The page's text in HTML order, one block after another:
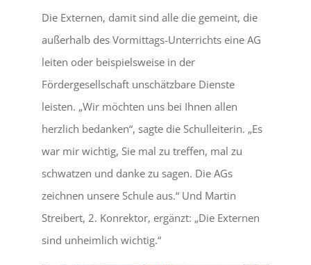
Die Externen, damit sind alle die gemeint, die
außerhalb des Vormittags-Unterrichts eine AG
leiten oder beispielsweise in der
Fördergesellschaft unschätzbare Dienste
leisten. „Wir möchten uns bei Ihnen allen
herzlich bedanken“, sagte die Schulleiterin. „Es
war mir wichtig, Sie mal zu treffen, mal zu
schwatzen und danke zu sagen. Die AGs
zeichnen unsere Schule aus.“ Und Martin
Streibert, 2. Konrektor, ergänzt: „Die Externen
sind unheimlich wichtig.“